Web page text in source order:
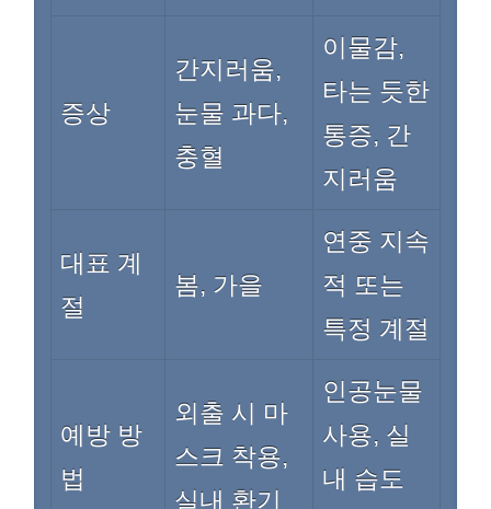
증상
간지러움,
눈물 과다,
충혈
이물감,
타는 듯한
통증, 간
지러움
대표 계
절
봄, 가을
연중 지속
적 또는
특정 계절
예방 방
법
외출 시 마
스크 착용,
실내 환기
인공눈물
사용, 실
내 습도